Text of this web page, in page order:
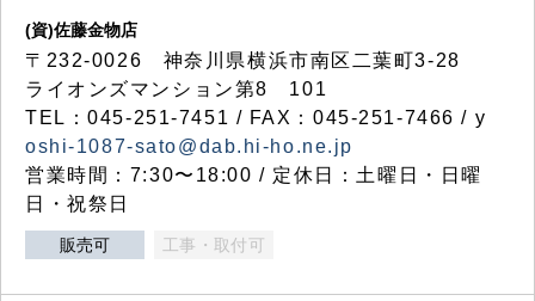
(資)佐藤金物店
〒232-0026 神奈川県横浜市南区二葉町3-28
ライオンズマンション第8 101
TEL：045-251-7451 / FAX：045-251-7466 / y
oshi-1087-sato@dab.hi-ho.ne.jp
営業時間：7:30〜18:00 / 定休日：土曜日・日曜
日・祝祭日
販売可 工事・取付可